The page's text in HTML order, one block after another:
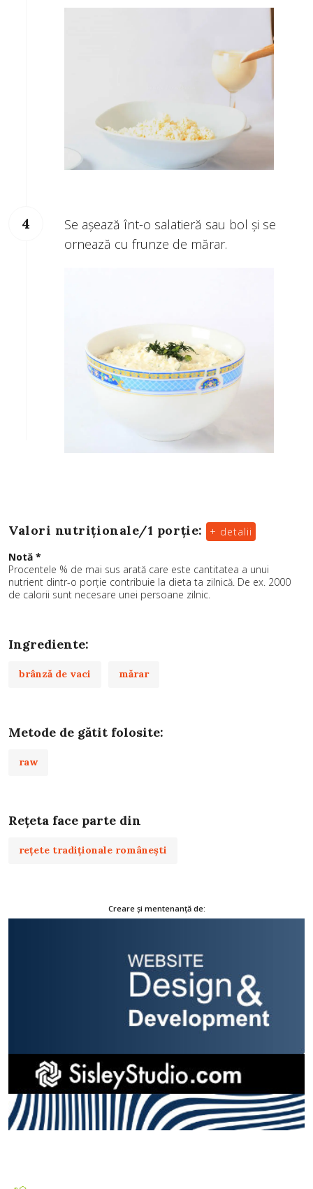
Se așează înt-o salatieră sau bol și se
ornează cu frunze de mărar.
Valori nutriționale/1 porție:
+ detalii
Notă *
Procentele % de mai sus arată care este cantitatea a unui
nutrient dintr-o porție contribuie la dieta ta zilnică. De ex. 2000
de calorii sunt necesare unei persoane zilnic.
Ingrediente:
brânză de vaci mărar
Metode de gătit folosite:
raw
Rețeta face parte din
rețete tradiționale românești
Creare și mentenanță de: